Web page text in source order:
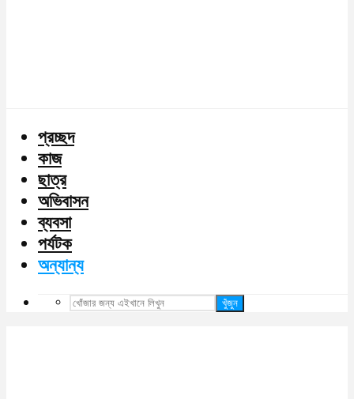
প্রচ্ছদ
কাজ
ছাত্র
অভিবাসন
ব্যবসা
পর্যটক
অন্যান্য
খুঁজুন